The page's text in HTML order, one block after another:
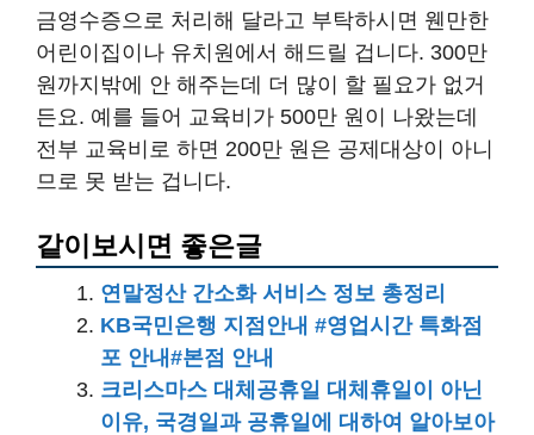
금영수증으로 처리해 달라고 부탁하시면 웬만한
어린이집이나 유치원에서 해드릴 겁니다. 300만
원까지밖에 안 해주는데 더 많이 할 필요가 없거
든요. 예를 들어 교육비가 500만 원이 나왔는데
전부 교육비로 하면 200만 원은 공제대상이 아니
므로 못 받는 겁니다.
같이보시면 좋은글
연말정산 간소화 서비스 정보 총정리
KB국민은행 지점안내 #영업시간 특화점
포 안내#본점 안내
크리스마스 대체공휴일 대체휴일이 아닌
이유, 국경일과 공휴일에 대하여 알아보아